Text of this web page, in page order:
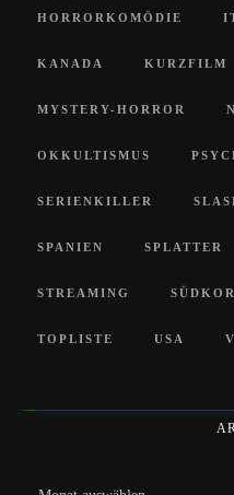
HORRORKOMÖDIE
KANADA KURZFILM
MYSTERY-HORROR
OKKULTISMUS
SERIENKILLER
SPANIEN SPLATTER
STREAMING
TOPLISTE USA
Archiv